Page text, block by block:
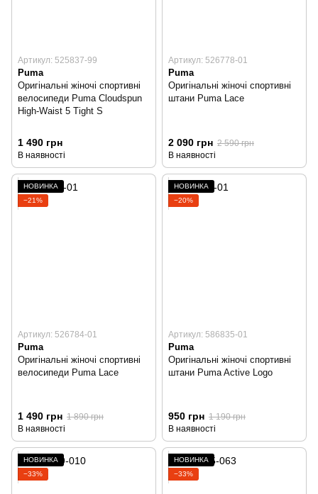
Артикул: 525837-99
Puma
Оригінальні жіночі спортивні
велосипеди Puma Cloudspun
High-Waist 5 Tight S
1 490 грн
В наявності
Артикул: 526778-01
Puma
Оригінальні жіночі спортивні
штани Puma Lace
2 090 грн 2 590 грн
В наявності
НОВИНКА
−21%
Артикул: 526784-01
Puma
Оригінальні жіночі спортивні
велосипеди Puma Lace
1 490 грн 1 890 грн
В наявності
НОВИНКА
−20%
Артикул: 586835-01
Puma
Оригінальні жіночі спортивні
штани Puma Active Logo
950 грн 1 190 грн
В наявності
НОВИНКА
−33%
НОВИНКА
−33%